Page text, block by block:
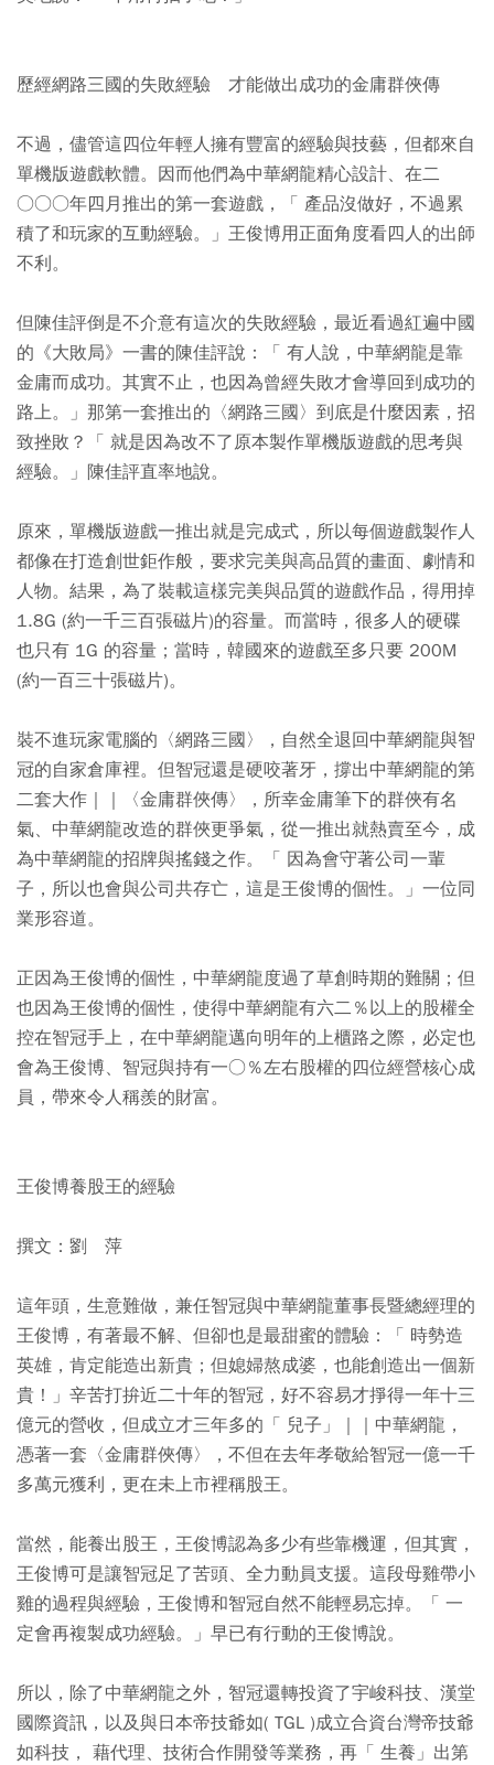
歷經網路三國的失敗經驗 才能做出成功的金庸群俠傳
不過，儘管這四位年輕人擁有豐富的經驗與技藝，但都來自
單機版遊戲軟體。因而他們為中華網龍精心設計、在二
○○○年四月推出的第一套遊戲，「 產品沒做好，不過累
積了和玩家的互動經驗。」王俊博用正面角度看四人的出師
不利。
但陳佳評倒是不介意有這次的失敗經驗，最近看過紅遍中國
的《大敗局》一書的陳佳評說：「 有人說，中華網龍是靠
金庸而成功。其實不止，也因為曾經失敗才會導回到成功的
路上。」那第一套推出的〈網路三國〉到底是什麼因素，招
致挫敗？「 就是因為改不了原本製作單機版遊戲的思考與
經驗。」陳佳評直率地說。
原來，單機版遊戲一推出就是完成式，所以每個遊戲製作人
都像在打造創世鉅作般，要求完美與高品質的畫面、劇情和
人物。結果，為了裝載這樣完美與品質的遊戲作品，得用掉
1.8G (約一千三百張磁片)的容量。而當時，很多人的硬碟
也只有 1G 的容量；當時，韓國來的遊戲至多只要 200M
(約一百三十張磁片)。
裝不進玩家電腦的〈網路三國〉，自然全退回中華網龍與智
冠的自家倉庫裡。但智冠還是硬咬著牙，撐出中華網龍的第
二套大作｜｜〈金庸群俠傳〉，所幸金庸筆下的群俠有名
氣、中華網龍改造的群俠更爭氣，從一推出就熱賣至今，成
為中華網龍的招牌與搖錢之作。「 因為會守著公司一輩
子，所以也會與公司共存亡，這是王俊博的個性。」一位同
業形容道。
正因為王俊博的個性，中華網龍度過了草創時期的難關；但
也因為王俊博的個性，使得中華網龍有六二％以上的股權全
控在智冠手上，在中華網龍邁向明年的上櫃路之際，必定也
會為王俊博、智冠與持有一○％左右股權的四位經營核心成
員，帶來令人稱羨的財富。
王俊博養股王的經驗
撰文：劉 萍
這年頭，生意難做，兼任智冠與中華網龍董事長暨總經理的
王俊博，有著最不解、但卻也是最甜蜜的體驗：「 時勢造
英雄，肯定能造出新貴；但媳婦熬成婆，也能創造出一個新
貴！」辛苦打拚近二十年的智冠，好不容易才掙得一年十三
億元的營收，但成立才三年多的「 兒子」｜｜中華網龍，
憑著一套〈金庸群俠傳〉，不但在去年孝敬給智冠一億一千
多萬元獲利，更在未上市裡稱股王。
當然，能養出股王，王俊博認為多少有些靠機運，但其實，
王俊博可是讓智冠足了苦頭、全力動員支援。這段母雞帶小
雞的過程與經驗，王俊博和智冠自然不能輕易忘掉。「 一
定會再複製成功經驗。」早已有行動的王俊博說。
所以，除了中華網龍之外，智冠還轉投資了宇峻科技、漢堂
國際資訊，以及與日本帝技爺如( TGL )成立合資台灣帝技爺
如科技， 藉代理、技術合作開發等業務，再「 生養」出第